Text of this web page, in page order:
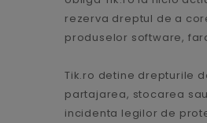
rezerva dreptul de a
produselor software,
Tik.ro detine drepturile
partajarea, stocarea
incidenta legilor de